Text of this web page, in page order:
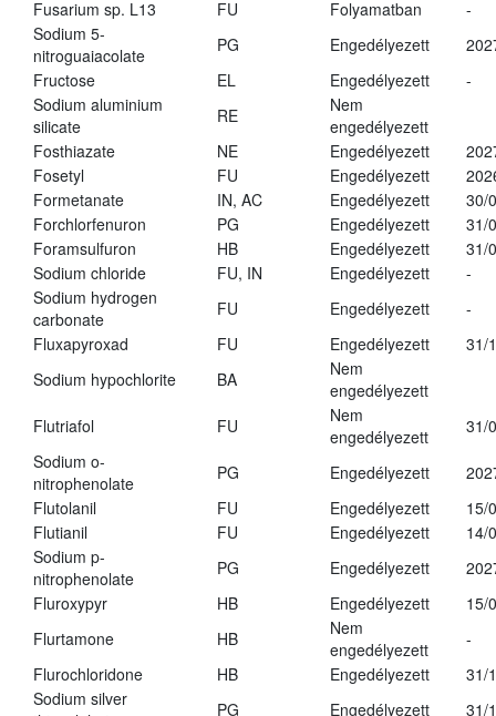
Fusarium sp. L13
FU Folyamatban
-
Sodium 5-
nitroguaiacolate
PG Engedélyezett
Fructose
EL Engedélyezett
-
Sodium aluminium
silicate
RE
Nem
engedélyezett
Fosthiazate
NE Engedélyezett
Fosetyl
FU Engedélyezett
Formetanate
IN, AC Engedélyezett
30/
Forchlorfenuron
PG Engedélyezett
31/
Foramsulfuron
HB Engedélyezett
31/
Sodium chloride
FU, IN Engedélyezett
-
Sodium hydrogen
carbonate
FU Engedélyezett
-
Fluxapyroxad
FU Engedélyezett
31/
Sodium hypochlorite
BA
Nem
engedélyezett
Flutriafol
FU
Nem
engedélyezett
31/
Sodium o-
nitrophenolate
PG Engedélyezett
Flutolanil
FU Engedélyezett
15/
Flutianil
FU Engedélyezett
14/
Sodium p-
nitrophenolate
PG Engedélyezett
Fluroxypyr
HB Engedélyezett
15/
Flurtamone
HB
Nem
engedélyezett
-
Flurochloridone
HB Engedélyezett
31/
Sodium silver
PG Engedélyezett
31/